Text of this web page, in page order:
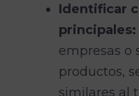
Identificar
principales:
empresas o
productos,
similares al